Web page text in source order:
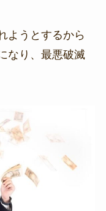
ようとするから
なり、最悪破滅